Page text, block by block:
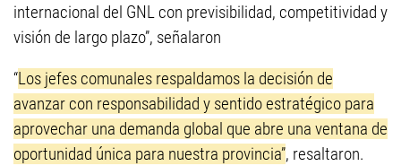
internacional del GNL con previsibilidad, competitividad y
visión de largo plazo”, señalaron
“Los jefes comunales respaldamos la decisión de
avanzar con responsabilidad y sentido estratégico para
aprovechar una demanda global que abre una ventana de
oportunidad única para nuestra provincia”, resaltaron.